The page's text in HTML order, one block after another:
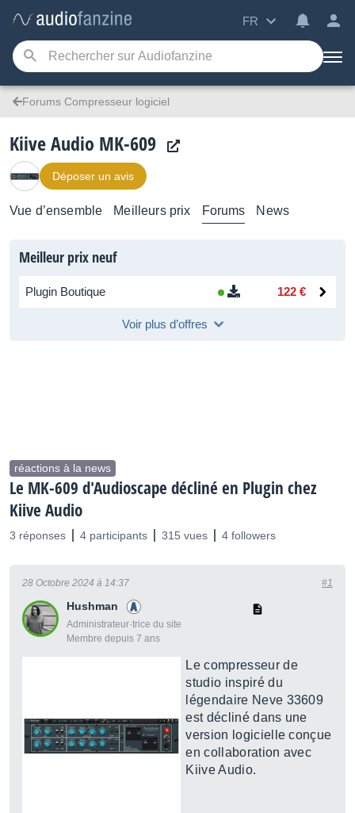
FR
Forums Compresseur logiciel
Kiive Audio MK-609
Déposer un avis
Vue d’ensemble Meilleurs prix Forums News
Meilleur prix neuf
Plugin Boutique 122 €
Voir plus d’offres
réactions à la news
Le MK-609 d'Audioscape décliné en Plugin chez
Kiive Audio
3 réponses 4 participants 315 vues 4 followers
Hushman
Administrateur·trice du site
Membre depuis 7 ans
28 Octobre 2024 à 14:37 #1
Le compresseur de
studio inspiré du
légendaire Neve 33609
est décliné dans une
version logicielle conçue
en collaboration avec
Kiive Audio.